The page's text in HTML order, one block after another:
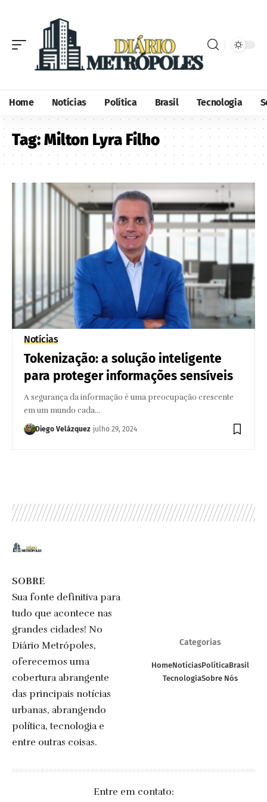
Home Notícias Política Brasil Tecnologia
Tag:Milton Lyra Filho
Notícias
Tokenização: a solução inteligente
para proteger informações sensíveis
A segurança da informação é uma preocupação crescente
em um mundo cada…
Diego Velázquez julho 29, 2024
SOBRE
Sua fonte definitiva para
tudo que acontece nas
grandes cidades! No
Diário Metrópoles,
oferecemos uma
cobertura abrangente
das principais notícias
urbanas, abrangendo
política, tecnologia e
entre outras coisas.
Categorias
HomeNotíciasPolíticaBrasil
TecnologiaSobre Nós
Entre em contato: